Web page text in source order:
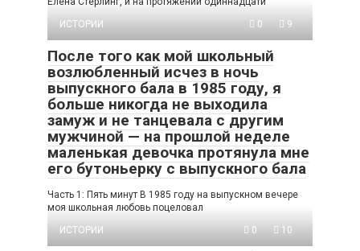
ИСТОРИИ
0 9
После того как мой школьный
возлюбленный исчез в ночь
выпускного бала в 1985 году, я
больше никогда не выходила
замуж и не танцевала с другим
мужчиной — на прошлой неделе
маленькая девочка протянула мне
его бутоньерку с выпускного бала
Часть 1: Пять минут В 1985 году на выпускном вечере
моя школьная любовь поцеловал
ИСТОРИИ
0 10